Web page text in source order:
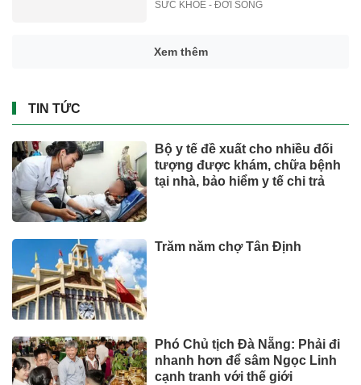
SỨC KHOẺ - ĐỜI SỐNG
Xem thêm
TIN TỨC
Bộ y tế đề xuất cho nhiều đối
tượng được khám, chữa bệnh
tại nhà, bảo hiểm y tế chi trả
Trăm năm chợ Tân Định
Phó Chủ tịch Đà Nẵng: Phải đi
nhanh hơn để sâm Ngọc Linh
cạnh tranh với thế giới